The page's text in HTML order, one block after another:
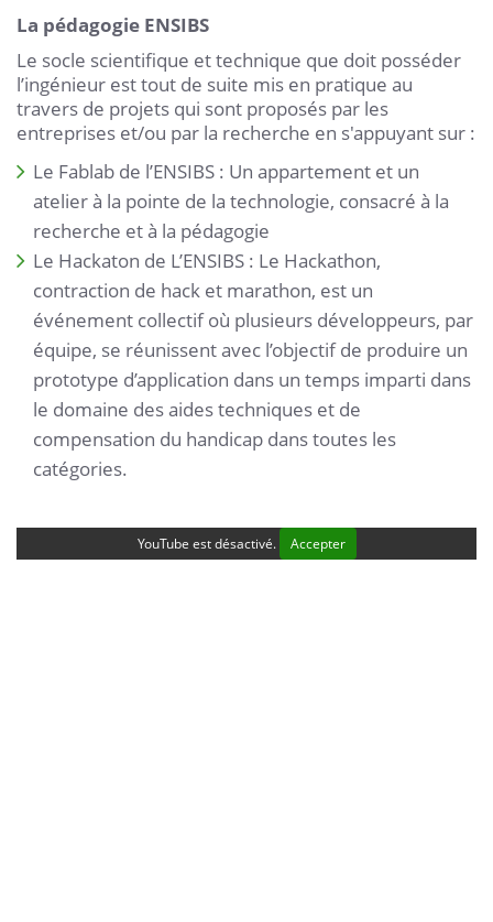
La pédagogie ENSIBS
Le socle scientifique et technique que doit posséder
l’ingénieur est tout de suite mis en pratique au
travers de projets qui sont proposés par les
entreprises et/ou par la recherche en s'appuyant sur :
Le Fablab de l’ENSIBS : Un appartement et un
atelier à la pointe de la technologie, consacré à la
recherche et à la pédagogie
Le Hackaton de L’ENSIBS : Le Hackathon,
contraction de hack et marathon, est un
événement collectif où plusieurs développeurs, par
équipe, se réunissent avec l’objectif de produire un
prototype d’application dans un temps imparti dans
le domaine des aides techniques et de
compensation du handicap dans toutes les
catégories.
YouTube est désactivé. Accepter